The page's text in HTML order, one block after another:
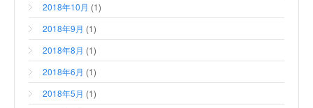
2018年10月 (1)
2018年9月 (1)
2018年8月 (1)
2018年6月 (1)
2018年5月 (1)